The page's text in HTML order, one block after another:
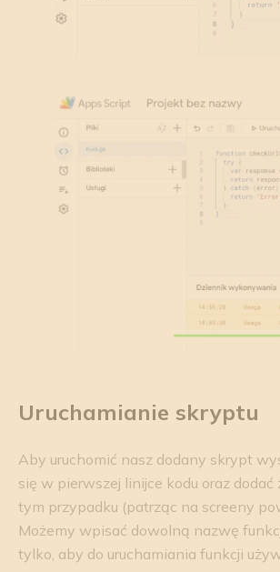
Uruchamianie skryptu
Aby uruchomić nasz dodany skrypt
się w pierwszej linijce kodu oraz
tym przypadku (patrząc na screeny
Możemy wpisać dowolną nazwę
tylko, aby do uruchamiania funkcji